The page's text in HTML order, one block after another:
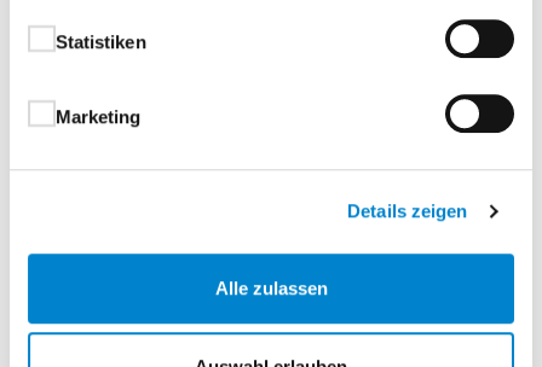
Statistiken
Marketing
Details zeigen
Alle zulassen
Oberflächenbeschichtung
Bei thermisch getrennter Ausführung:
Schichtdicke ca. 20 µm
Rahmenkonstruktion und Torfüllung (außen &